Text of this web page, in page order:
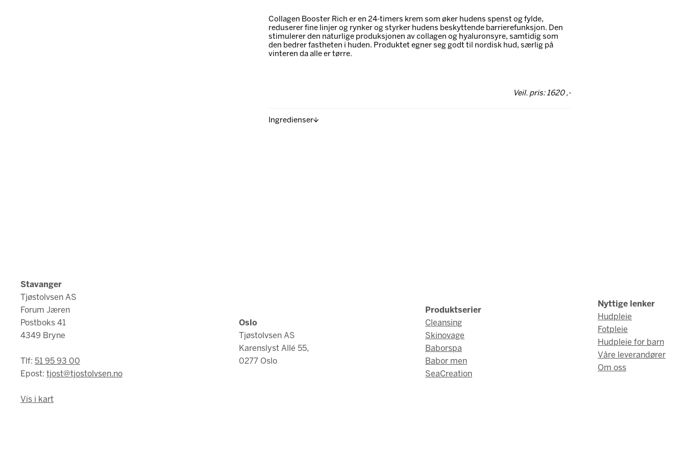
Collagen Booster Rich er en 24-timers krem som øker hudens spenst og fylde,
reduserer fine linjer og rynker og styrker hudens beskyttende barrierefunksjon. Den
stimulerer den naturlige produksjonen av collagen og hyaluronsyre, samtidig som
den bedrer fastheten i huden. Produktet egner seg godt til nordisk hud, særlig på
vinteren da alle er tørre.
Veil. pris: 1620 ,-
Ingredienser
Stavanger
Tjøstolvsen AS
Forum Jæren
Postboks 41
4349 Bryne
Tlf: 51 95 93 00
Epost: tjost@tjostolvsen.no
Vis i kart
Oslo
Tjøstolvsen AS
Karenslyst Allé 55,
0277 Oslo
Produktserier
Cleansing
Skinovage
Baborspa
Babor men
SeaCreation
Nyttige lenker
Hudpleie
Fotpleie
Hudpleie for barn
Våre leverandører
Om oss